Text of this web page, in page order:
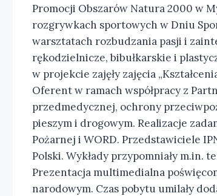
Promocji Obszarów Natura 2000 w
rozgrywkach sportowych w Dniu
warsztatach rozbudzania pasji i
rękodzielnicze, bibułkarskie i
w projekcie zajęły zajęcia
Oferent w ramach współpracy z
przedmedycznej, ochrony
pieszym i drogowym. Realizacje
Pożarnej i WORD. Przedstawiciele
Polski. Wykłady przypomniały m.in.
Prezentacja multimedialna
narodowym. Czas pobytu umilały